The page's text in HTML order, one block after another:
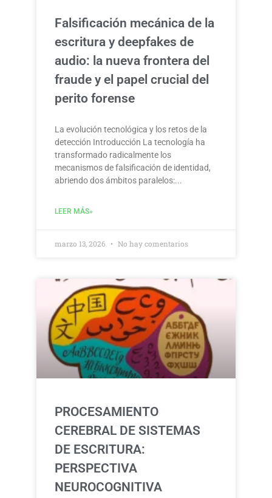
Falsificación mecánica de la
escritura y deepfakes de
audio: la nueva frontera del
fraude y el papel crucial del
perito forense
La evolución tecnológica y los retos de la
detección Introducción La tecnología ha
transformado radicalmente los
mecanismos de falsificación de identidad,
abriendo dos ámbitos paralelos:
LEER MÁS»
marzo 13, 2026 No hay comentarios
PROCESAMIENTO
CEREBRAL DE SISTEMAS
DE ESCRITURA:
PERSPECTIVA
NEUROCOGNITIVA